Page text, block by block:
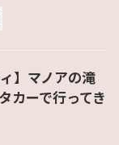
】マノアの滝
カーで行ってき